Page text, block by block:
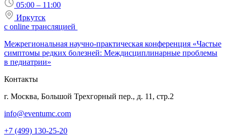
05:00 – 11:00
Иркутск
с online трансляцией
Межрегиональная научно-практическая конференция «Частые
симптомы редких болезней: Междисциплинарные проблемы
в педиатрии»
Контакты
г. Москва, Большой Трехгорный пер., д. 11, стр.2
info@eventumc.com
+7 (499) 130-25-20